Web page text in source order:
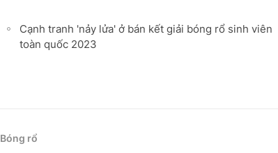
Cạnh tranh 'nảy lửa' ở bán kết giải bóng rổ sinh viên
toàn quốc 2023
Bóng rổ